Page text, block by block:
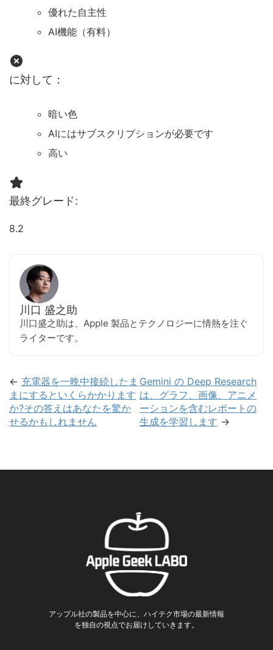
優れた自主性
AI機能（有料）
に対して：
暗い色
AIにはサブスクリプションが必要です
高い
最終グレード:
8.2
川口 盛之助
川口盛之助は、Apple 製品とテクノロジーに情熱を注ぐ
ライターです。
← 充電器を一晩中接続したま
まにするといくらかかります
か?その答えはあなたを驚か
せるかもしれません
Gemini の Deep Research
は、グラフ、画像、アニメ
ーションを含むレポートの
生成を学習します →
アップル社の製品を中心に、ハイテク市場の最新情報
を独自の視点でお届けしていきます。